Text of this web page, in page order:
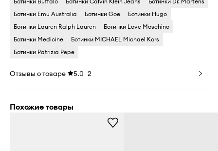
Ботинки Emu Australia
Ботинки Goe
Ботинки Hugo
Ботинки Lauren Ralph Lauren
Ботинки Love Moschino
Ботинки Medicine
Ботинки MICHAEL Michael Kors
Ботинки Patrizia Pepe
Отзывы о товаре 5.0 2
Похожие товары